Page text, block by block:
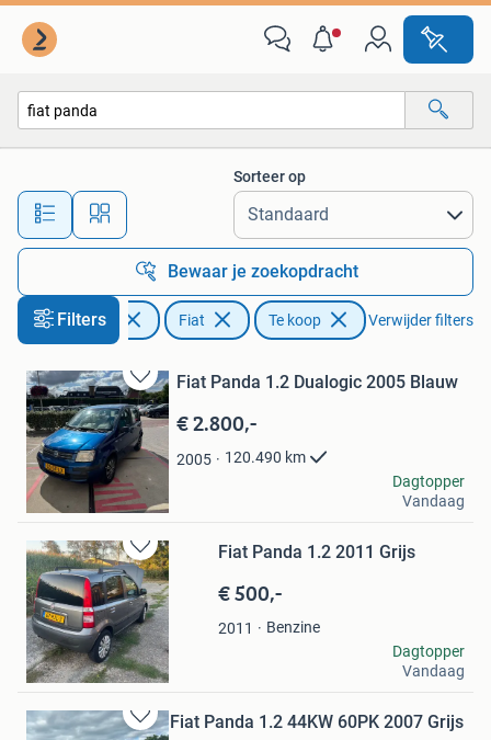
Alle afstanden…
Sorteer op
Bewaar je zoekopdracht
Filters
Auto's Fiat Te koop Verwijder filters
Bewaren
in
Mijn
Favorieten
Fiat Panda 1.2 Dualogic 2005 Blauw
€ 2.800,-
2005 120.490 km
alaeldin raslan
Amersfoort
Dagtopper
Vandaag
Bewaren
in
Mijn
Favorieten
Fiat Panda 1.2 2011 Grijs
€ 500,-
2011
Benzine
ruud
Weert
Dagtopper
Vandaag
Bewaren
Fiat Panda 1.2 44KW 60PK 2007 Grijs